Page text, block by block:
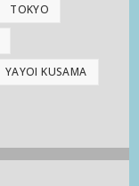
TOKYO
YAYOI KUSAMA